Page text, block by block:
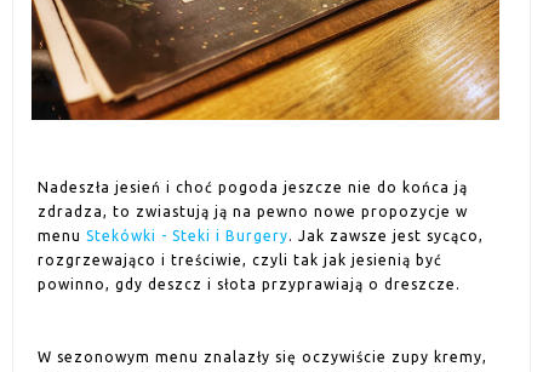
Nadeszła jesień i choć pogoda jeszcze nie do końca ją
zdradza, to zwiastują ją na pewno nowe propozycje w
menu Stekówki - Steki i Burgery. Jak zawsze jest sycąco,
rozgrzewająco i treściwie, czyli tak jak jesienią być
powinno, gdy deszcz i słota przyprawiają o dreszcze.
W sezonowym menu znalazły się oczywiście zupy kremy,